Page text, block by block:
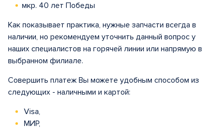
мкр. 40 лет Победы
Как показывает практика, нужные запчасти всегда в
наличии, но рекомендуем уточнить данный вопрос у
наших специалистов на горячей линии или напрямую в
выбранном филиале.
Совершить платеж Вы можете удобным способом из
следующих - наличными и картой:
Visa,
МИР,